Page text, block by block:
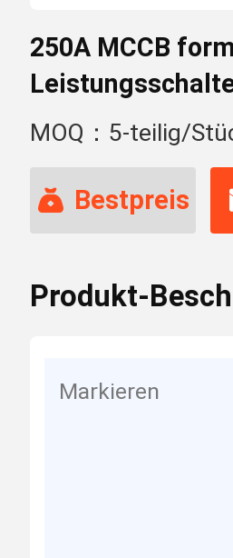
250A MCCB
Angebot
MOQ：5-teilig/
Bestpreis
Produkt-
Markieren